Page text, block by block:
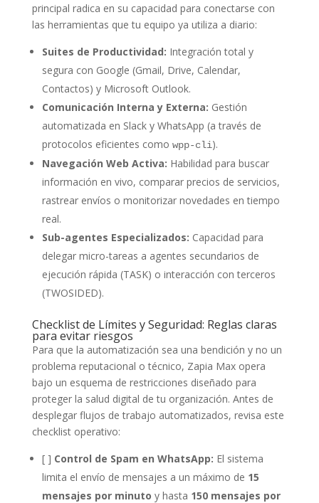
principal radica en su capacidad para conectarse con
las herramientas que tu equipo ya utiliza a diario:
Suites de Productividad: Integración total y
segura con Google (Gmail, Drive, Calendar,
Contactos) y Microsoft Outlook.
Comunicación Interna y Externa: Gestión
automatizada en Slack y WhatsApp (a través de
protocolos eficientes como wpp-cli).
Navegación Web Activa: Habilidad para buscar
información en vivo, comparar precios de servicios,
rastrear envíos o monitorizar novedades en tiempo
real.
Sub-agentes Especializados: Capacidad para
delegar micro-tareas a agentes secundarios de
ejecución rápida (TASK) o interacción con terceros
(TWOSIDED).
Checklist de Límites y Seguridad: Reglas claras
para evitar riesgos
Para que la automatización sea una bendición y no un
problema reputacional o técnico, Zapia Max opera
bajo un esquema de restricciones diseñado para
proteger la salud digital de tu organización. Antes de
desplegar flujos de trabajo automatizados, revisa este
checklist operativo:
[ ] Control de Spam en WhatsApp: El sistema
limita el envío de mensajes a un máximo de 15
mensajes por minuto y hasta 150 mensajes por